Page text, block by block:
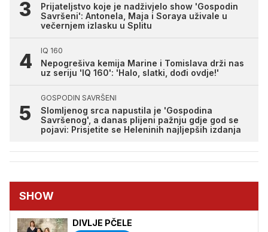
Prijateljstvo koje je nadživjelo show 'Gospodin
Savršeni': Antonela, Maja i Soraya uživale u
večernjem izlasku u Splitu
IQ 160
Nepogrešiva kemija Marine i Tomislava drži nas
uz seriju 'IQ 160': 'Halo, slatki, dođi ovdje!'
GOSPODIN SAVRŠENI
Slomljenog srca napustila je 'Gospodina
Savršenog', a danas plijeni pažnju gdje god se
pojavi: Prisjetite se Heleninih najljepših izdanja
SHOW
DIVLJE PČELE